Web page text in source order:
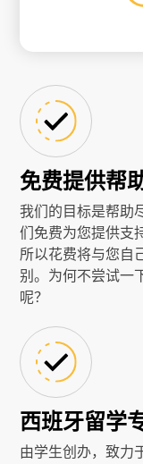
免费提供帮
我们的目标是帮助
们免费为您提供支
所以花费将与您自
别。为何不尝试一
呢？
西班牙留学
由学生创办，致力